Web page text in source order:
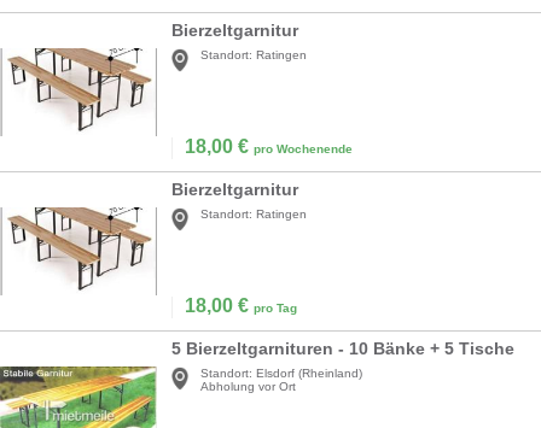
Bierzeltgarnitur
Standort: Ratingen
18,00 € pro Wochenende
Bierzeltgarnitur
Standort: Ratingen
18,00 € pro Tag
5 Bierzeltgarnituren - 10 Bänke + 5 Tische
Standort: Elsdorf (Rheinland)
Abholung vor Ort